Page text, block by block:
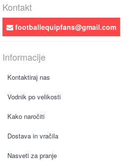
Kontakt
footballequipfans@gmail.com
Informacije
Kontaktiraj nas
Vodnik po velikosti
Kako naročiti
Dostava in vračila
Nasveti za pranje